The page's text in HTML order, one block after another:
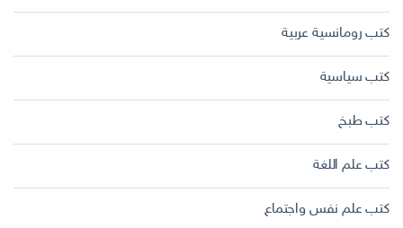
كتب رومانسية عربية
كتب سياسية
كتب طبخ
كتب علم اللغة
كتب علم نفس واجتماع